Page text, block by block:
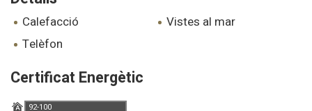
calefacció
vistes al mar
telèfon
Certificat Energètic
A 92-100
Modificar cookies